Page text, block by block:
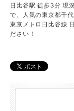
日比谷駅 徒歩3分 現
で、人気の東京都千
東京メトロ日比谷線
ださい！